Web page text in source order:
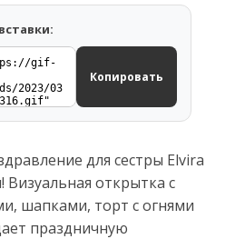
Копировать
для сестры Elvira
открытка с
шапками, торт с огнями
праздничную